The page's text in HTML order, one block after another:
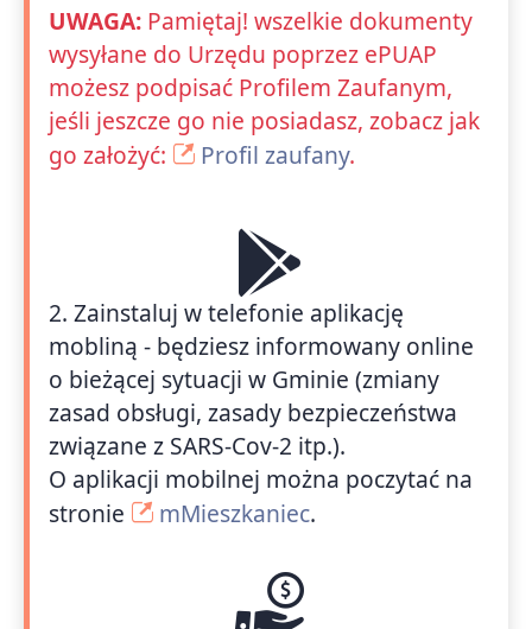
UWAGA: Pamiętaj! wszelkie dokumenty
wysyłane do Urzędu poprzez ePUAP
możesz podpisać Profilem Zaufanym,
jeśli jeszcze go nie posiadasz, zobacz jak
go założyć:
Profil zaufany.
2. Zainstaluj w telefonie aplikację
mobliną - będziesz informowany online
o bieżącej sytuacji w Gminie (zmiany
zasad obsługi, zasady bezpieczeństwa
związane z SARS-Cov-2 itp.).
O aplikacji mobilnej można poczytać na
stronie
mMieszkaniec.